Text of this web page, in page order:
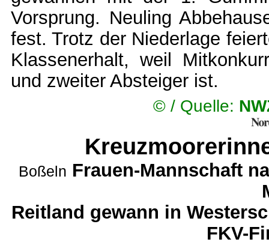
Vorsprung. Neuling
fest. Trotz der Niederlage
Klassenerhalt, weil
und zweiter Absteiger ist.
© / Quelle:
Boßeln Frauen-Mannschaft
Reitland gewann in
FKV-